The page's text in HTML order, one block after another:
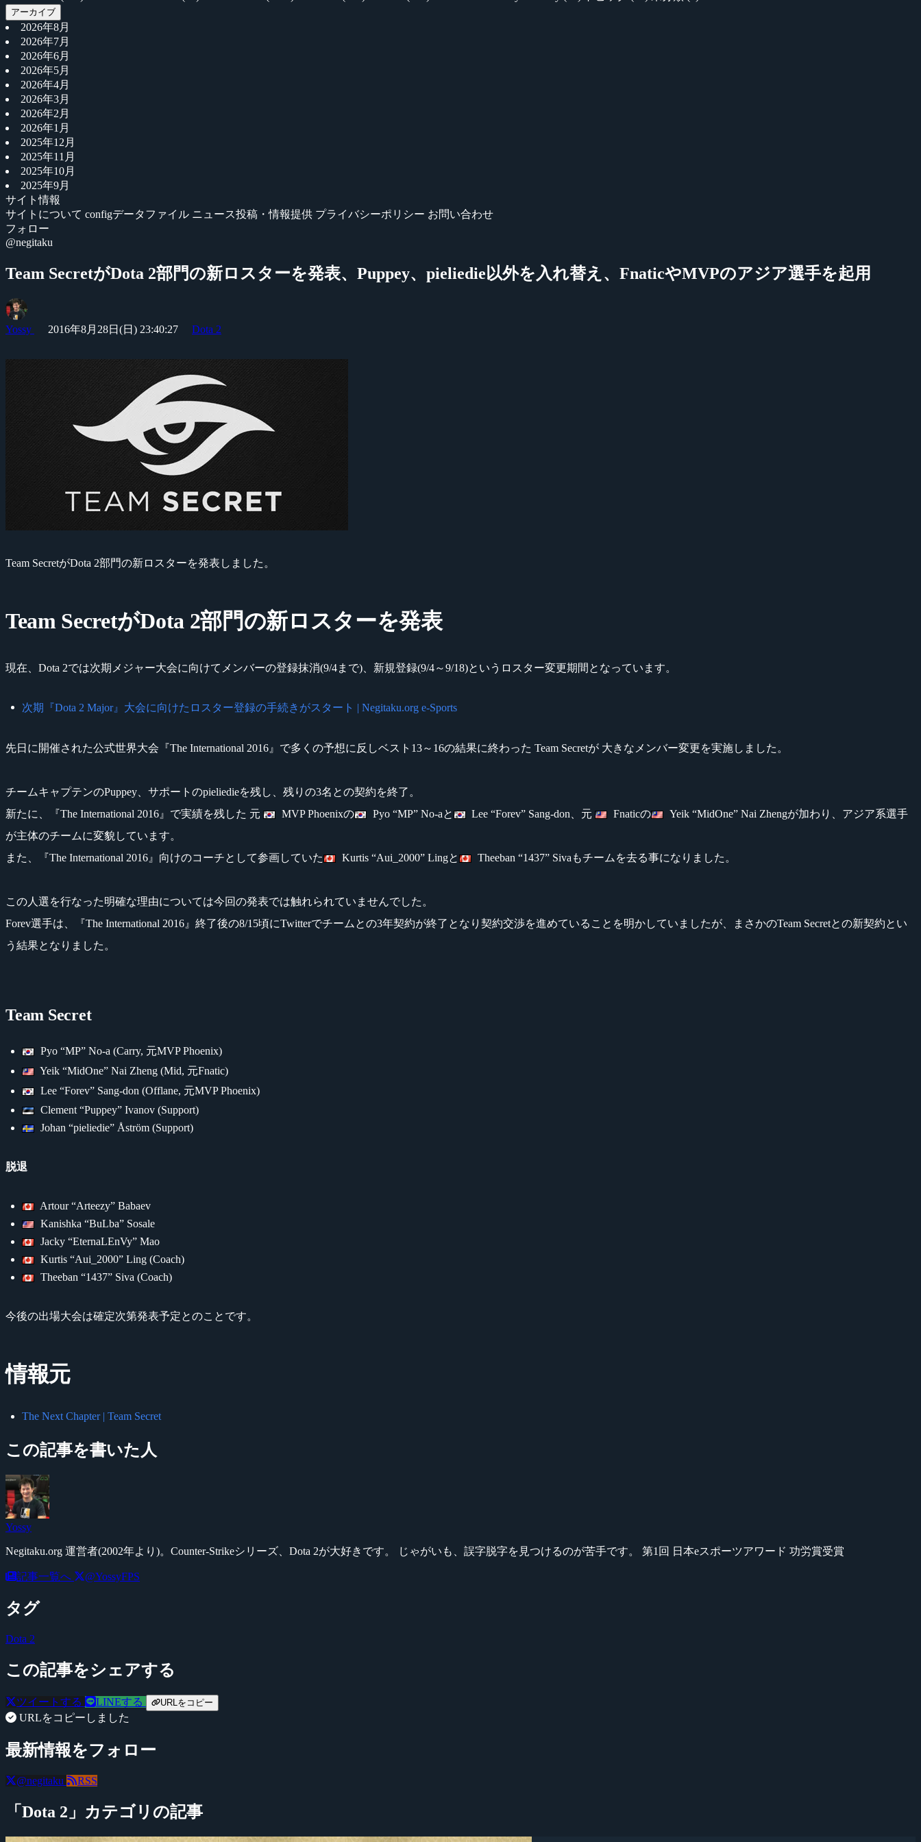
アーカイブ
2026年8月
2026年7月
2026年6月
2026年5月
2026年4月
2026年3月
2026年2月
2026年1月
2025年12月
2025年11月
2025年10月
2025年9月
サイト情報
サイトについて configデータファイル ニュース投稿・情報提供 プライバシーポリシー お問い合わせ
フォロー
@negitaku
Team SecretがDota 2部門の新ロスターを発表、Puppey、pieliedie以外を入れ替え、FnaticやMVPのアジア選手を起用
Yossy 2016年8月28日(日) 23:40:27 Dota 2
Team SecretがDota 2部門の新ロスターを発表しました。
Team SecretがDota 2部門の新ロスターを発表
現在、Dota 2では次期メジャー大会に向けてメンバーの登録抹消(9/4まで)、新規登録(9/4～9/18)というロスター変更期間となっています。
次期『Dota 2 Major』大会に向けたロスター登録の手続きがスタート | Negitaku.org e-Sports
先日に開催された公式世界大会『The International 2016』で多くの予想に反しベスト13～16の結果に終わった Team Secretが 大きなメンバー変更を実施しました。
チームキャプテンのPuppey、サポートのpieliedieを残し、残りの3名との契約を終了。
新たに、『The International 2016』で実績を残した 元
MVP Phoenixの Pyo “MP” No-aと Lee “Forev” Sang-don、元 Fnaticの
Yeik “MidOne” Nai Zhengが加わり、アジア系選手
が主体のチームに変貌しています。
また、『The International 2016』向けのコーチとして参画していた
Kurtis “Aui_2000” Lingと Theeban “1437” Sivaもチームを去る事になりました。
この人選を行なった明確な理由については今回の発表では触れられていませんでした。
Forev選手は、『The International 2016』終了後の8/15頃にTwitterでチームとの3年契約が終了となり契約交渉を進めていることを明かしていましたが、まさかのTeam Secretとの新契約とい
う結果となりました。
Team Secret
Pyo “MP” No-a (Carry, 元MVP Phoenix)
Yeik “MidOne” Nai Zheng (Mid, 元Fnatic)
Lee “Forev” Sang-don (Offlane, 元MVP Phoenix)
Clement “Puppey” Ivanov (Support)
Johan “pieliedie” Åström (Support)
脱退
Artour “Arteezy” Babaev
Kanishka “BuLba” Sosale
Jacky “EternaLEnVy” Mao
Kurtis “Aui_2000” Ling (Coach)
Theeban “1437” Siva (Coach)
今後の出場大会は確定次第発表予定とのことです。
情報元
The Next Chapter | Team Secret
この記事を書いた人
Yossy
Negitaku.org 運営者(2002年より)。Counter-Strikeシリーズ、Dota 2が大好きです。 じゃがいも、誤字脱字を見つけるのが苦手です。 第1回 日本eスポーツアワード 功労賞受賞
記事一覧へ @YossyFPS
タグ
Dota 2
この記事をシェアする
ツイートする LINEする URLをコピー
URLをコピーしました
最新情報をフォロー
@negitaku RSS
「Dota 2」カテゴリの記事